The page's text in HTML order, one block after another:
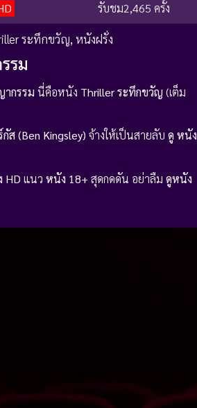
รับชม2,465 ครั้ง
ระทึกขวัญ, หนังฝรั่ง
รม
ากรรม นี่คือหนัง Thriller ระทึกขวัญ (เต็ม
กัส (Ben Kingsley) จ้างให้เป็นสายลับ ดู หนัง
HD แนว หนัง 18+ สุดกดดัน อย่าลืม ดูหนัง